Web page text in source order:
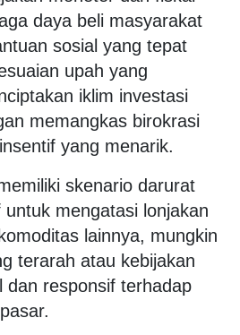
daya beli masyarakat
sosial yang tepat
upah yang
iklim investasi
memangkas birokrasi
yang menarik.
skenario darurat
mengatasi lonjakan
lainnya, mungkin
terarah atau kebijakan
dan responsif terhadap